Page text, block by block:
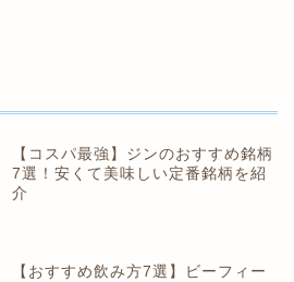
【コスパ最強】ジンのおすすめ銘柄
7選！安くて美味しい定番銘柄を紹
介
【おすすめ飲み方7選】ビーフィー